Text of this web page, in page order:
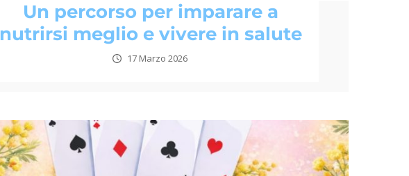
Un percorso per imparare a
nutrirsi meglio e vivere in salute
17 Marzo 2026